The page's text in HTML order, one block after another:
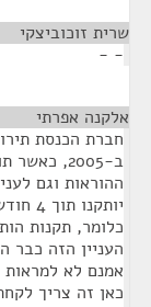
שרית זוכוביצקי
- -
אלקנה אפרתי
חברת הכנסת
ב-2005,
ההוראות וגם
העניין הזה כבר
אמנם לא
כאן זה צריך